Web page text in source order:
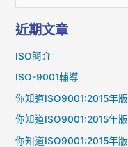
關
近期文章
ISO簡介
ISO-9001輔導
你知道ISO9001:2015年
你知道ISO9001:2015年
你知道ISO9001:2015年